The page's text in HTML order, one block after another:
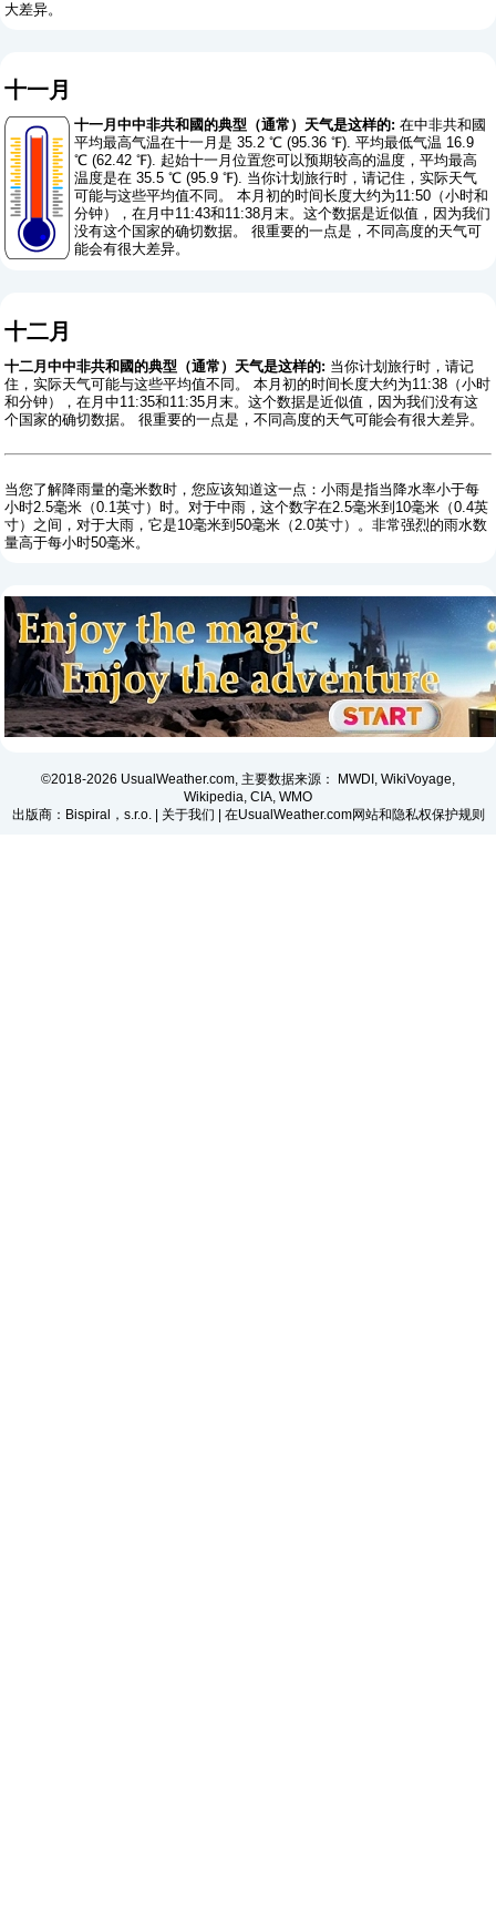
大差异。
十一月
十一月中中非共和國的典型（通常）天气是这样的: 在中非共和國
平均最高气温在十一月是 35.2 ℃ (95.36 ℉). 平均最低气温 16.9
℃ (62.42 ℉). 起始十一月位置您可以预期较高的温度，平均最高
温度是在 35.5 ℃ (95.9 ℉). 当你计划旅行时，请记住，实际天气
可能与这些平均值不同。 本月初的时间长度大约为11:50（小时和
分钟），在月中11:43和11:38月末。这个数据是近似值，因为我们
没有这个国家的确切数据。 很重要的一点是，不同高度的天气可
能会有很大差异。
十二月
十二月中中非共和國的典型（通常）天气是这样的: 当你计划旅行时，请记
住，实际天气可能与这些平均值不同。 本月初的时间长度大约为11:38（小时
和分钟），在月中11:35和11:35月末。这个数据是近似值，因为我们没有这
个国家的确切数据。 很重要的一点是，不同高度的天气可能会有很大差异。
当您了解降雨量的毫米数时，您应该知道这一点：小雨是指当降水率小于每
小时2.5毫米（0.1英寸）时。对于中雨，这个数字在2.5毫米到10毫米（0.4英
寸）之间，对于大雨，它是10毫米到50毫米（2.0英寸）。非常强烈的雨水数
量高于每小时50毫米。
©2018-2026 UsualWeather.com, 主要数据来源： MWDI, WikiVoyage,
Wikipedia, CIA, WMO
出版商：Bispiral，s.r.o. | 关于我们 | 在UsualWeather.com网站和隐私权保护规则